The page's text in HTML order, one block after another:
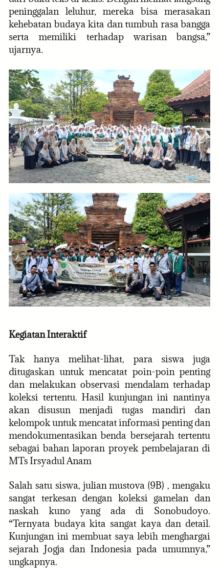
peninggalan leluhur, mereka bisa merasakan
kehebatan budaya kita dan tumbuh rasa bangga
serta memiliki terhadap warisan bangsa,”
ujarnya.
Kegiatan Interaktif
Tak hanya melihat-lihat, para siswa juga
ditugaskan untuk mencatat poin-poin penting
dan melakukan observasi mendalam terhadap
koleksi tertentu. Hasil kunjungan ini nantinya
akan disusun menjadi tugas mandiri dan
kelompok untuk mencatat informasi penting dan
mendokumentasikan benda bersejarah tertentu
sebagai bahan laporan proyek pembelajaran di
MTs Irsyadul Anam
Salah satu siswa, julian mustova (9B) , mengaku
sangat terkesan dengan koleksi gamelan dan
naskah kuno yang ada di Sonobudoyo.
“Ternyata budaya kita sangat kaya dan detail.
Kunjungan ini membuat saya lebih menghargai
sejarah Jogja dan Indonesia pada umumnya,”
ungkapnya.